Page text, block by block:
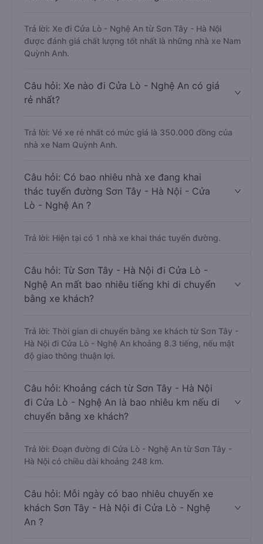
Trả lời: Xe đi Cửa Lò - Nghệ An từ Sơn Tây - Hà Nội
được đánh giá chất lượng tốt nhất là những nhà xe Nam
Quỳnh Anh.
Câu hỏi: Xe nào đi Cửa Lò - Nghệ An có giá
rẻ nhất?
Trả lời: Vé xe rẻ nhất có mức giá là 350.000 đồng của
nhà xe Nam Quỳnh Anh.
Câu hỏi: Có bao nhiêu nhà xe đang khai
thác tuyến đường Sơn Tây - Hà Nội - Cửa
Lò - Nghệ An ?
Trả lời: Hiện tại có 1 nhà xe khai thác tuyến đường.
Câu hỏi: Từ Sơn Tây - Hà Nội đi Cửa Lò -
Nghệ An mất bao nhiêu tiếng khi di chuyển
bằng xe khách?
Trả lời: Thời gian di chuyển bằng xe khách từ Sơn Tây -
Hà Nội đi Cửa Lò - Nghệ An khoảng 8.3 tiếng, nếu mật
độ giao thông thuận lợi.
Câu hỏi: Khoảng cách từ Sơn Tây - Hà Nội
đi Cửa Lò - Nghệ An là bao nhiêu km nếu di
chuyển bằng xe khách?
Trả lời: Đoạn đường đi Cửa Lò - Nghệ An từ Sơn Tây -
Hà Nội có chiều dài khoảng 248 km.
Câu hỏi: Mỗi ngày có bao nhiêu chuyến xe
khách Sơn Tây - Hà Nội đi Cửa Lò - Nghệ
An ?